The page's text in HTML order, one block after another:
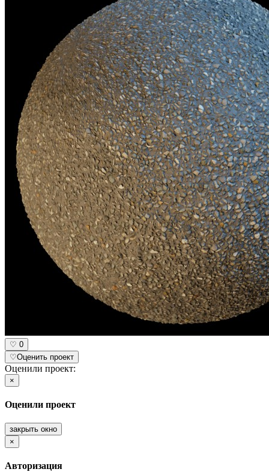
♡ 0
♡Оценить проект
Оценили проект:
×
Оценили проект
закрыть окно
×
Авторизация